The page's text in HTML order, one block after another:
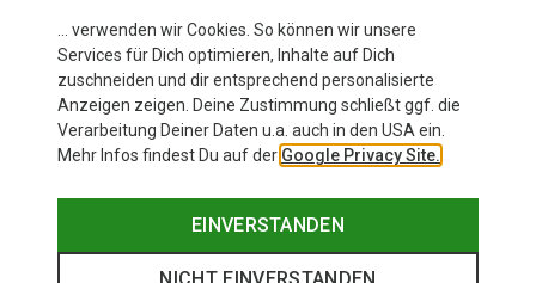
… verwenden wir Cookies. So können wir unsere
Services für Dich optimieren, Inhalte auf Dich
zuschneiden und dir entsprechend personalisierte
Anzeigen zeigen. Deine Zustimmung schließt ggf. die
Verarbeitung Deiner Daten u.a. auch in den USA ein.
Mehr Infos findest Du auf der Google Privacy Site.
EINVERSTANDEN